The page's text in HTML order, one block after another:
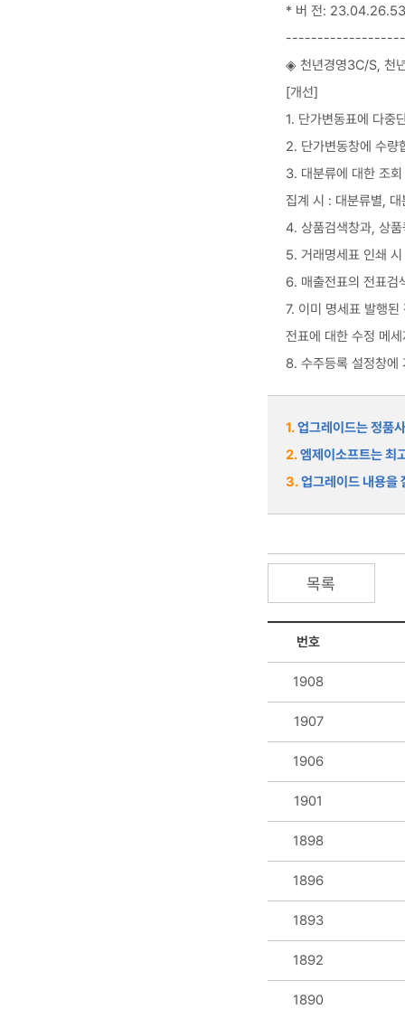
* 버 전:
◈ 천년경영3C/S, 천
[개선]
1. 단가변동표에 다중
2. 단가변동창에 수량
3. 대분류에 대한 조
집계 시 : 대분류별,
4. 상품검색창과, 상
5. 거래명세표 인쇄
6. 매출전표의 전표검
7. 이미 명세표 발행
전표에 대한 수정 메
8. 수주등록 설정창에
1.업그레이드는 정품
2.엠제이소프트는 최
3.업그레이드 내용을
목록
번호
1908
1907
1906
1901
1898
1896
1893
1892
1890